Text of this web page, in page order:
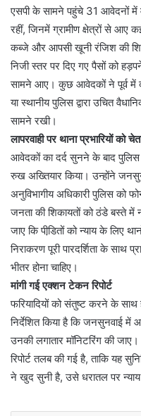
एसपी के सामने पहुंचे 31 आवेदनों में
रहीं, जिनमें ग्रामीण क्षेत्रों से आए
कब्जे और आपसी खूनी रंजिश की
निजी स्तर पर दिए गए पैसों को
सामने आए। कुछ आवेदकों ने पूर्व में
या स्थानीय पुलिस द्वारा उचित
सामने रखी।
लापरवाही पर थाना प्रभारियों को
आवेदकों का दर्द सुनने के बाद पुलिस
रुख अख्तियार किया। उन्होंने
अनुविभागीय अधिकारी पुलिस को
जनता की शिकायतों को ठंडे बस्ते में
जाए कि पीडि़तों को न्याय के लिए
निराकरण पूरी पारदर्शिता के
भीतर होना चाहिए।
मांगी गई एक्शन टेकन रिपोर्ट
फरियादियों को संतुष्ट करने के
निर्देशित किया है कि जनसुनवाई
उनकी लगातार मॉनिटरिंग की
रिपोर्ट तलब की गई है, ताकि यह
ने खुद सुनी है, उसे धरातल पर न्याय